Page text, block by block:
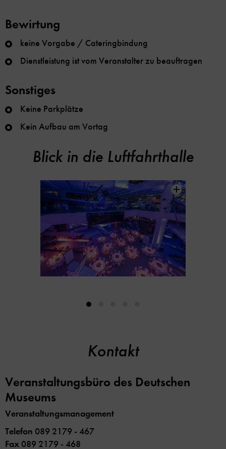
Bewirtung
keine Vorgabe / Cateringbindung
Dienstleistung ist vom Veranstalter zu beauftragen
Sonstiges
Keine Parkplätze
Kein Aufbau am Vortag
Blick in die Luftfahrthalle
Inhaltskarussell
Kontakt
Veranstaltungsbüro des Deutschen
Museums
Veranstaltungsmanagement
Telefon 089 2179 - 467
Fax 089 2179 - 468